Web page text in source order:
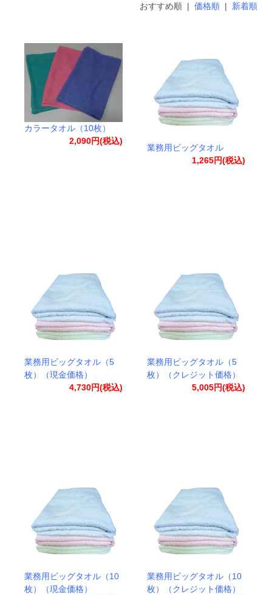
おすすめ順 | 価格順| 新着順
カラータオル（10枚）
2,090円(税込)
業務用ビッグタオル
1,265円(税込)
業務用ビッグタオル（5
枚）（現金価格）
4,730円(税込)
業務用ビッグタオル（5
枚）（クレジット価格）
5,005円(税込)
業務用ビッグタオル（10
枚）（現金価格）
業務用ビッグタオル（10
枚）（クレジット価格）